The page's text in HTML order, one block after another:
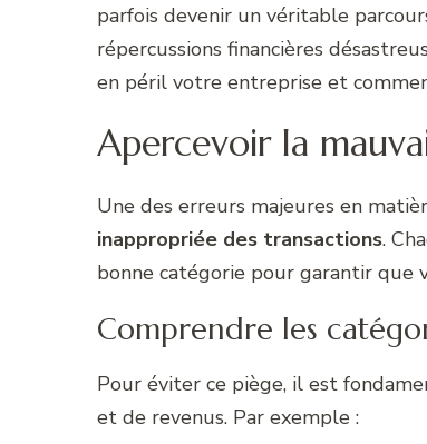
parfois devenir un véritable
répercussions financières
en péril votre entreprise et
Apercevoir la
Une des erreurs majeures en
inappropriée des transactions.
bonne catégorie pour garantir que
Comprendre les
Pour éviter ce piège, il est
et de revenus. Par exemple :